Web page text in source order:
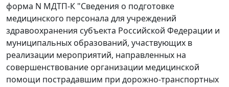
форма N МДТП-К "Сведения о подготовке
медицинского персонала для учреждений
здравоохранения субъекта Российской Федерации и
муниципальных образований, участвующих в
реализации мероприятий, направленных на
совершенствование организации медицинской
помощи пострадавшим при дорожно-транспортных